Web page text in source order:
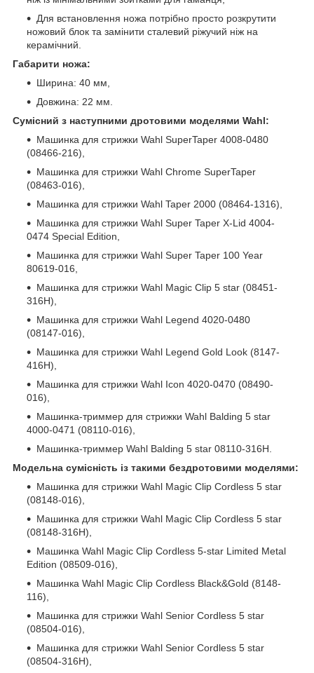
Для встановлення ножа потрібно просто розкрутити
ножовий блок та замінити сталевий ріжучий ніж на
керамічний.
Габарити ножа:
Ширина: 40 мм,
Довжина: 22 мм.
Сумісний з наступними дротовими моделями Wahl:
Машинка для стрижки Wahl SuperTaper 4008-0480
(08466-216),
Машинка для стрижки Wahl Chrome SuperTaper
(08463-016),
Машинка для стрижки Wahl Taper 2000 (08464-1316),
Машинка для стрижки Wahl Super Taper X-Lid 4004-
0474 Special Edition,
Машинка для стрижки Wahl Super Taper 100 Year
80619-016,
Машинка для стрижки Wahl Magic Clip 5 star (08451-
316H),
Машинка для стрижки Wahl Legend 4020-0480
(08147-016),
Машинка для стрижки Wahl Legend Gold Look (8147-
416H),
Машинка для стрижки Wahl Icon 4020-0470 (08490-
016),
Машинка-триммер для стрижки Wahl Balding 5 star
4000-0471 (08110-016),
Машинка-триммер Wahl Balding 5 star 08110-316H.
Модельна сумісність із такими бездротовими моделями:
Машинка для стрижки Wahl Magic Clip Cordless 5 star
(08148-016),
Машинка для стрижки Wahl Magic Clip Cordless 5 star
(08148-316H),
Машинка Wahl Magic Clip Cordless 5-star Limited Metal
Edition (08509-016),
Машинка Wahl Magic Clip Cordless Black&Gold (8148-
116),
Машинка для стрижки Wahl Senior Cordless 5 star
(08504-016),
Машинка для стрижки Wahl Senior Cordless 5 star
(08504-316H),